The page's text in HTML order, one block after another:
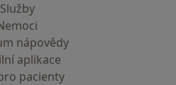
Služby
nápovědy
aplikace
pacienty